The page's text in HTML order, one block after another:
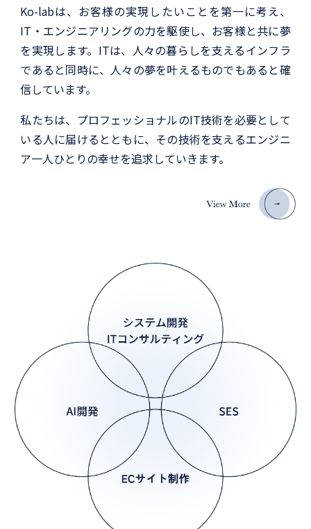
Ko-labは、お客様の実現したいことを第一に考え、
IT・エンジニアリングの力を駆使し、お客様と共に夢
を実現します。ITは、人々の暮らしを支えるインフラ
であると同時に、人々の夢を叶えるものでもあると確
信しています。
私たちは、プロフェッショナルのIT技術を必要として
いる人に届けるとともに、その技術を支えるエンジニ
ア一人ひとりの幸せを追求していきます。